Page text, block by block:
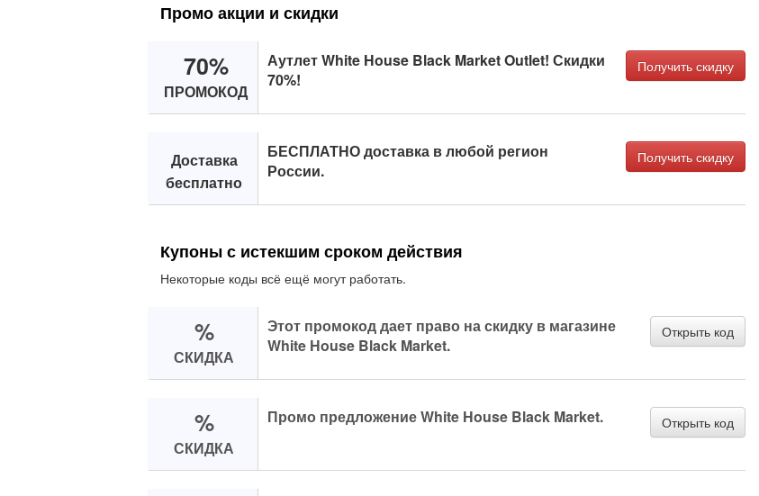
Промо акции и скидки
70%
ПРОМОКОД
Аутлет White House Black Market Outlet! Скидки
70%!
Получить скидку
Доставка
бесплатно
БЕСПЛАТНО доставка в любой регион
России.
Получить скидку
Купоны с истекшим сроком действия
Некоторые коды всё ещё могут работать.
%
СКИДКА
Этот промокод дает право на скидку в магазине
White House Black Market.
Открыть код
%
СКИДКА
Промо предложение White House Black Market. Открыть код